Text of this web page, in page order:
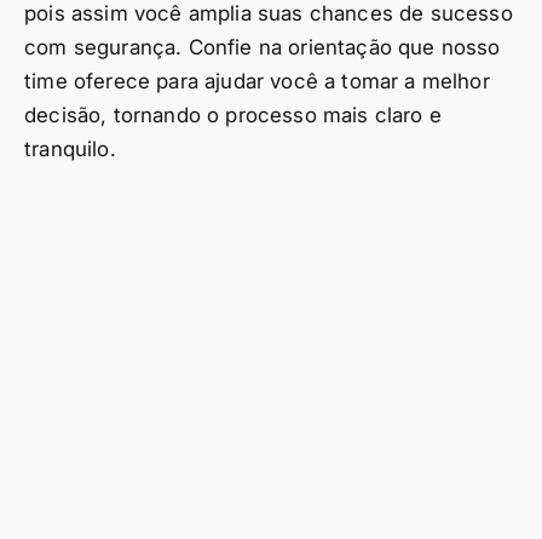
pois assim você amplia suas chances de sucesso
com segurança. Confie na orientação que nosso
time oferece para ajudar você a tomar a melhor
decisão, tornando o processo mais claro e
tranquilo.